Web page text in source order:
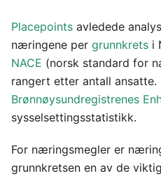
Placepoints avledede
næringene per grunnkrets i
NACE (norsk standard for
rangert etter antall
Brønnøysundregistrenes
sysselsettingsstatistikk.
For næringsmegler er
grunnkretsen en av de